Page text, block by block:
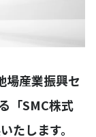
産業振興セ
「SMC株式
たします。